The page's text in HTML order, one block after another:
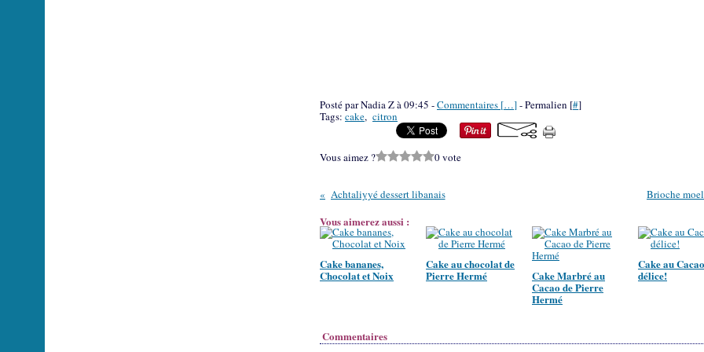
Posté par Nadia Z à 09:45 -Commentaires […]- Permalien [#]
Tags: cake, citron
Vous aimez ? 0 vote
Achtaliyyé dessert libanais Brioche
Vous aimerez aussi :
Cake bananes,
Chocolat et Noix
Cake au chocolat de
Pierre Hermé Cake Marbré au
Cacao de Pierre
Hermé
Cake au
délice!
Commentaires